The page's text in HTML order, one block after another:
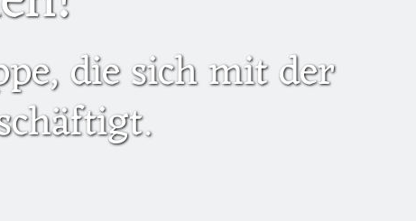
die sich mit der